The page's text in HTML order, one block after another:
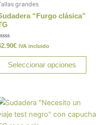
grandes
“Furgo clásica”
con
€ IVA incluido
Seleccionar opciones
se